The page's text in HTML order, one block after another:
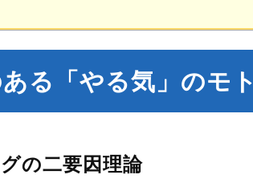
る「やる気」のモト
の二要因理論